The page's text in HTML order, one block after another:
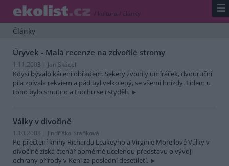
/ kultura / články ☰
Články
Úryvek - Malá recenze na zdvořilé stromy
1.11.2003 | Jan Skácel
Kdysi bývalo kácení obřadem. Sekery zvonily umíráček, dvouruční
pila zpívala rekviem a pád byl velkolepý, se všemi hnízdy. Lidem u
toho bylo smutno a trochu se i styděli.
Války v divočině
1.10.2003 | Jindřiška Staňková
Po přečtení knihy Richarda Leakeyho a Virginie Morellové Války v
divočině získá čtenář poměrně ucelenou představu o vývoji
ochrany přírody v Keni za poslední desetiletí.